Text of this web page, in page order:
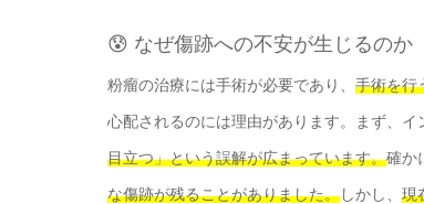
😰 なぜ傷跡への不安が生じるのか
粉瘤の治療には手術が必要であり、 手術を行
心配されるのには理由があります。まず、イ
目立つ」という誤解が広まっています。確か
な傷跡が残ることがありました。しかし、 現